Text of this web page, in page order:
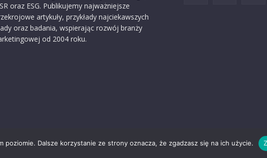
oraz ESG. Publikujemy najważniejsze
artykuły, przykłady najciekawszych
oraz badania, wspierając rozwój branży
od 2004 roku.
O nas Reklama Zastrzeżenia prawne
poziomie. Dalsze korzystanie ze strony oznacza, że zgadzasz się na ich użycie.